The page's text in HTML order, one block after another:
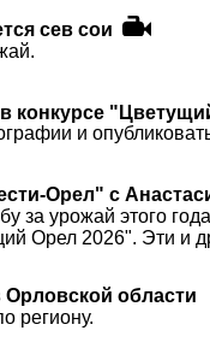
сев сои
конкурсе
и
Орел" с
за урожай этого
Орел 2026". Эти
Орловской области
региону.